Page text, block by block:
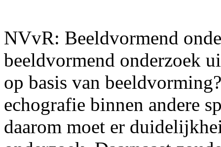
NVvR: Beeldvormend
beeldvormend onderzoek
op basis van
echografie binnen andere
daarom moet er